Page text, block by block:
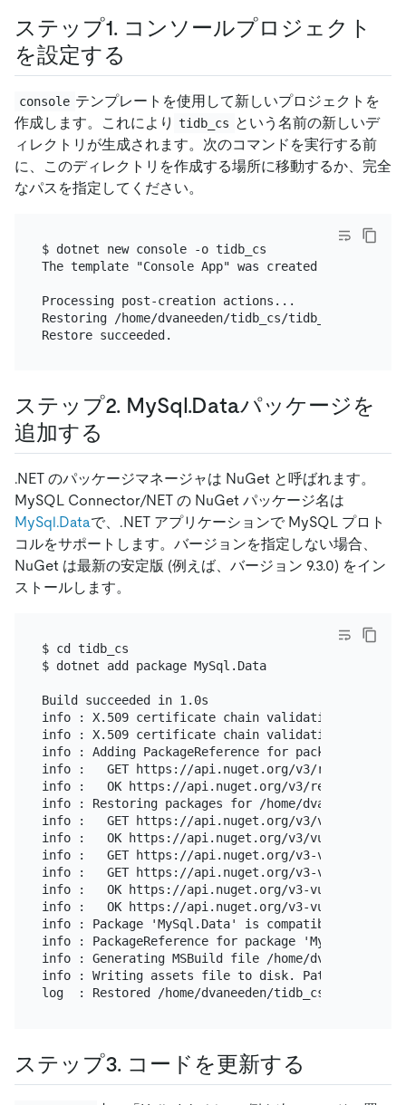
ステップ1. コンソールプロジェクト
を設定する
console テンプレートを使用して新しいプロジェクトを
作成します。これにより tidb_cs という名前の新しいデ
ィレクトリが生成されます。次のコマンドを実行する前
に、このディレクトリを作成する場所に移動するか、完全
なパスを指定してください。
$ dotnet new console -o tidb_cs
The template "Console App" was created
Processing post-creation actions...
Restoring /home/dvaneeden/tidb_cs/tidb_cs.csproj:
ステップ2. MySql.Dataパッケージを
追加する
.NET のパッケージマネージャは NuGet と呼ばれます。
MySQL Connector/NET の NuGet パッケージ名は
MySql.Dataで、.NET アプリケーションで MySQL プロト
コルをサポートします。バージョンを指定しない場合、
NuGet は最新の安定版 (例えば、バージョン 9.3.0) をイン
ストールします。
$ cd tidb_cs
$ dotnet add package MySql.Data
Build succeeded in 1.0s
info : X.509 certificate chain validation will use
info : X.509 certificate chain validation will
info : Adding PackageReference for package
info :   GET https://api.nuget.org/v3/
info :   OK https://api.nuget.org/v3/registration5-
info : Restoring packages for /home/dvaneeden/
info :   GET https://api.nuget.org/v3/
info :   OK https://api.nuget.org/v3/
info :   GET https://api.nuget.org/v3-
info :   GET https://api.nuget.org/v3-
info :   OK https://api.nuget.org/v3-
info :   OK https://api.nuget.org/v3-
info : Package 'MySql.Data' is compatible with
info : PackageReference for package
info : Generating MSBuild file /home/dvaneeden/
info : Writing assets file to disk. Path: /home/
ステップ3. コードを更新する